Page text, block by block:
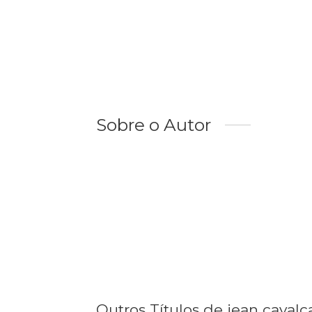
Sobre o Autor